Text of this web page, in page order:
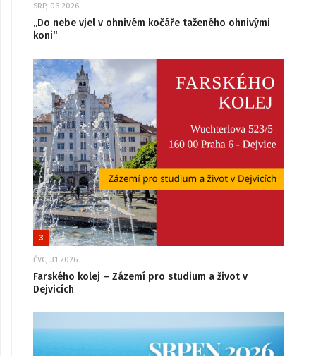
SRP, 06 2026
„Do nebe vjel v ohnivém kočáře taženého ohnivými
koni“
3
ČVC, 31 2026
Farského kolej – Zázemí pro studium a život v
Dejvicích